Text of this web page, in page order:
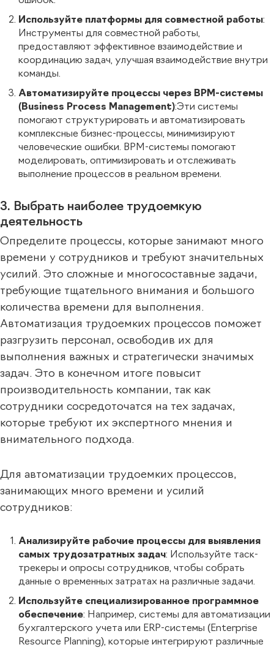
Используйте платформы для совместной работы:
Инструменты для совместной работы,
предоставляют эффективное взаимодействие и
координацию задач, улучшая взаимодействие внутри
команды.
Автоматизируйте процессы через BPM-системы
(Business Process Management):Эти системы
помогают структурировать и автоматизировать
комплексные бизнес-процессы, минимизируют
человеческие ошибки. BPM-системы помогают
моделировать, оптимизировать и отслеживать
выполнение процессов в реальном времени.
3. Выбрать наиболее трудоемкую
деятельность
Определите процессы, которые занимают много
времени у сотрудников и требуют значительных
усилий. Это сложные и многосоставные задачи,
требующие тщательного внимания и большого
количества времени для выполнения.
Автоматизация трудоемких процессов поможет
разгрузить персонал, освободив их для
выполнения важных и стратегически значимых
задач. Это в конечном итоге повысит
производительность компании, так как
сотрудники сосредоточатся на тех задачах,
которые требуют их экспертного мнения и
внимательного подхода.
Для автоматизации трудоемких процессов,
занимающих много времени и усилий
сотрудников:
Анализируйте рабочие процессы для выявления
самых трудозатратных задач: Используйте таск-
трекеры и опросы сотрудников, чтобы собрать
данные о временных затратах на различные задачи.
Используйте специализированное программное
обеспечение: Например, системы для автоматизации
бухгалтерского учета или ERP-системы (Enterprise
Resource Planning), которые интегрируют различные